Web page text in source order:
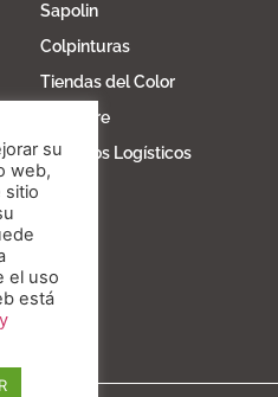
Sapolin
Colpinturas
Tiendas del Color
Fibratore
Servicios Logísticos
su
web,
sitio
el uso
está